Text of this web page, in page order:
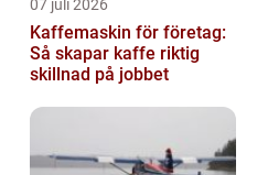
07 juli 2026
Kaffemaskin för företag:
Så skapar kaffe riktig
skillnad på jobbet